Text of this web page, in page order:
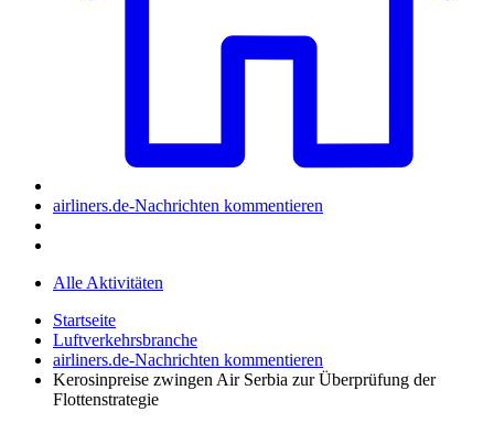
airliners.de-Nachrichten kommentieren
Alle Aktivitäten
Startseite
Luftverkehrsbranche
airliners.de-Nachrichten kommentieren
Kerosinpreise zwingen Air Serbia zur Überprüfung der
Flottenstrategie